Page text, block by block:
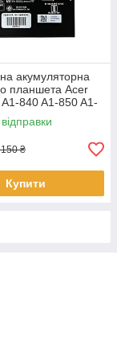
акумуляторна
планшета Acer
840 A1-850 A1-
810 B1-820 B1-
₴
Купити